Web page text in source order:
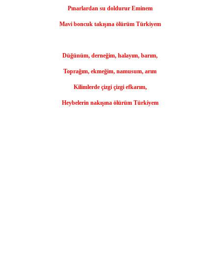
Pınarlardan su doldurur Eminem
Mavi boncuk takışına ölürüm Türkiyem
Düğünüm, derneğim, halayım, barım,
Toprağım, ekmeğim, namusum, arım
Kilimlerde çizgi çizgi efkarım,
Heybelerin nakışına ölürüm Türkiyem​